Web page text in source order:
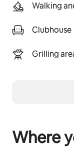
Walking
Clubhouse
Grilling
Where